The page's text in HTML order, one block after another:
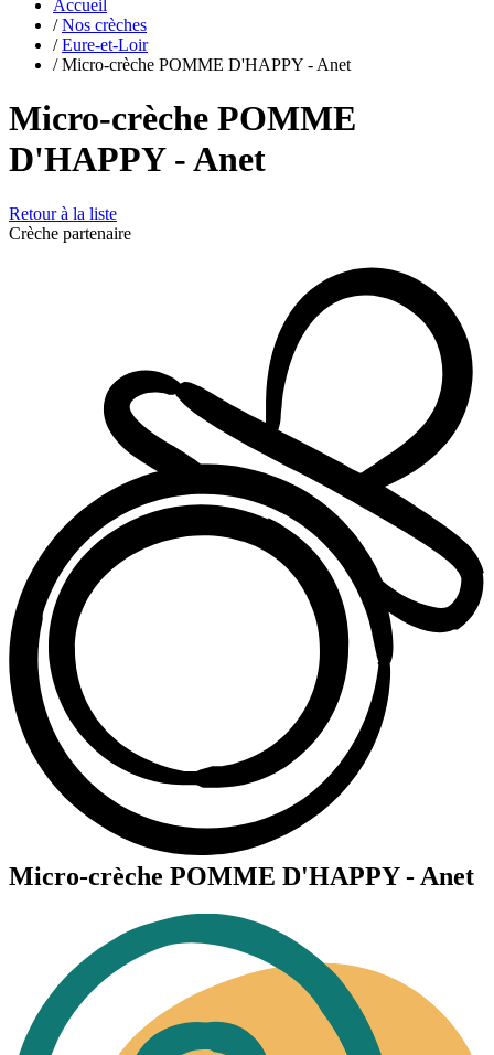
Accueil
/ Nos crèches
/ Eure-et-Loir
/ Micro-crèche POMME D'HAPPY - Anet
Micro-crèche POMME
D'HAPPY - Anet
Retour à la liste
Crèche partenaire
Micro-crèche POMME D'HAPPY - Anet